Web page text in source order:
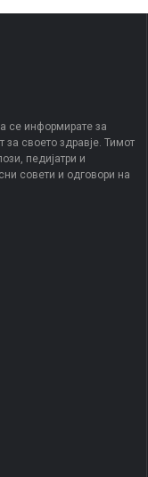
се информирате за
своето здравје. Тимот
педијатри и
совети и одговори на